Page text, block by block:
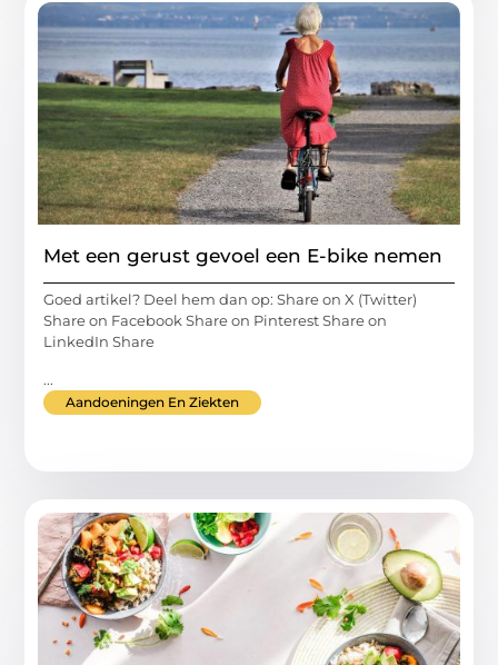
Met een gerust gevoel een E-bike nemen
Goed artikel? Deel hem dan op: Share on X (Twitter)
Share on Facebook Share on Pinterest Share on
LinkedIn Share
...
Aandoeningen En Ziekten